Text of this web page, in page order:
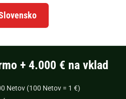
+ 4.000 € na vklad
Netov (100 Netov = 1 €)